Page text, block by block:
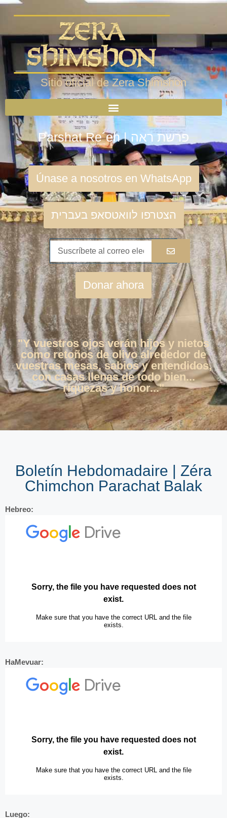
Sitio oficial de Zera Shimshon
Parshat Re´eh | פרשת ראה
Únase a nosotros en WhatsApp
הצטרפו לוואטסאפ בעברית
Donar ahora
"Y vuestros ojos verán hijos y nietos
como retoños de olivo alrededor de
vuestras mesas, sabios y entendidos,
con casas llenas de todo bien...
riquezas y honor..."
Boletín Hebdomadaire | Zéra
Chimchon Parachat Balak
Hebreo:
HaMevuar:
Luego: